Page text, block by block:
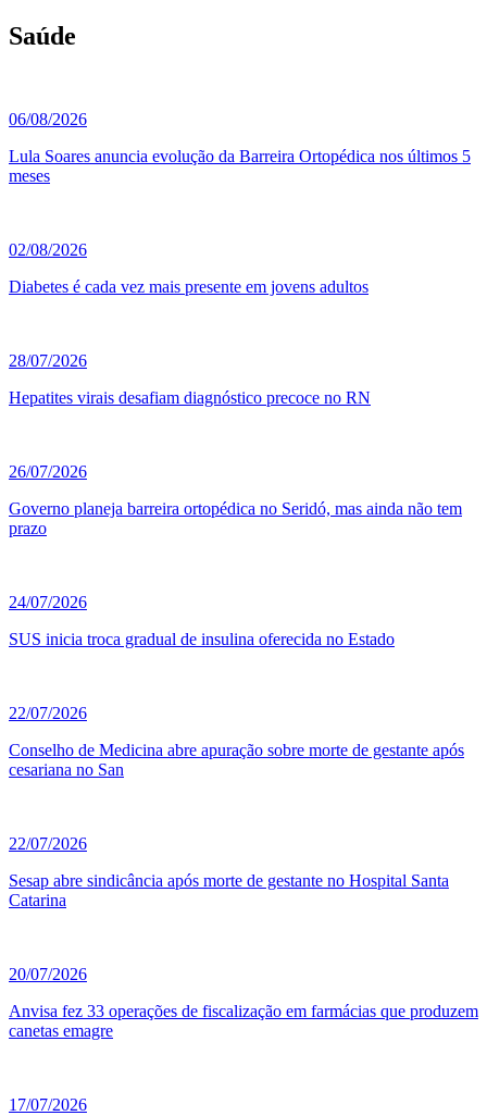
Saúde
06/08/2026
Lula Soares anuncia evolução da Barreira Ortopédica nos últimos 5
meses
02/08/2026
Diabetes é cada vez mais presente em jovens adultos
28/07/2026
Hepatites virais desafiam diagnóstico precoce no RN
26/07/2026
Governo planeja barreira ortopédica no Seridó, mas ainda não tem
prazo
24/07/2026
SUS inicia troca gradual de insulina oferecida no Estado
22/07/2026
Conselho de Medicina abre apuração sobre morte de gestante após
cesariana no San
22/07/2026
Sesap abre sindicância após morte de gestante no Hospital Santa
Catarina
20/07/2026
Anvisa fez 33 operações de fiscalização em farmácias que produzem
canetas emagre
17/07/2026